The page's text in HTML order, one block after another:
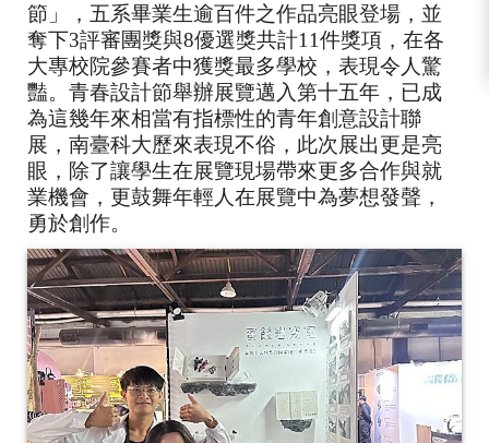
節」，五系畢業生逾百件之作品亮眼登場，並
奪下3評審團獎與8優選獎共計11件獎項，在各
大專校院參賽者中獲獎最多學校，表現令人驚
豔。青春設計節舉辦展覽邁入第十五年，已成
為這幾年來相當有指標性的青年創意設計聯
展，南臺科大歷來表現不俗，此次展出更是亮
眼，除了讓學生在展覽現場帶來更多合作與就
業機會，更鼓舞年輕人在展覽中為夢想發聲，
勇於創作。